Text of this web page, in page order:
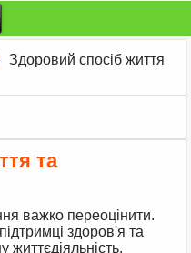
Здоровий спосіб життя
та
важко переоцінити.
здоров'я та
життєдіяльність.